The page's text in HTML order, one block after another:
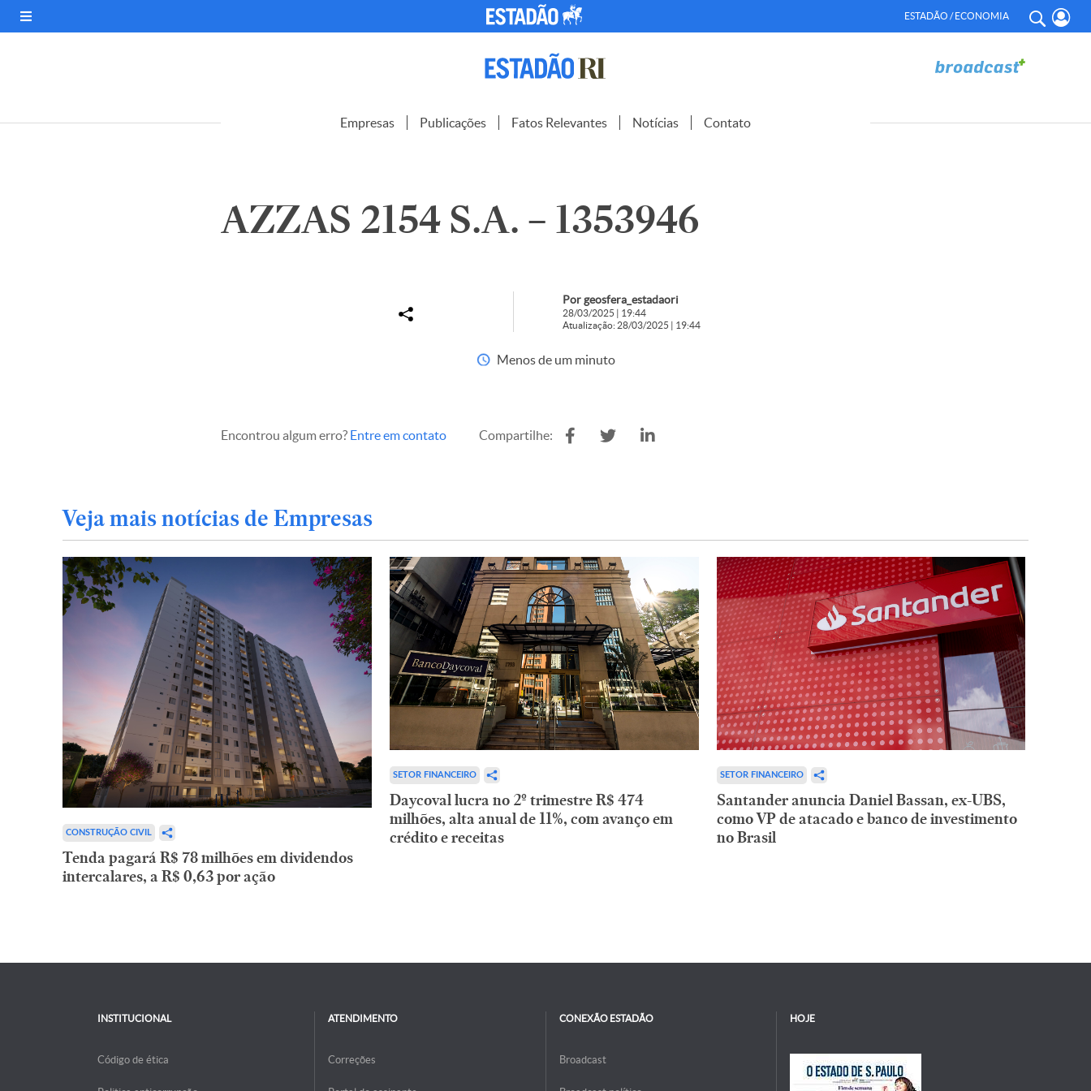
ESTADÃO / ECONOMIA
Empresas Publicações Fatos Relevantes Notícias Contato
AZZAS 2154 S.A. – 1353946
Por geosfera_estadaori
28/03/2025 | 19:44
Atualização: 28/03/2025 | 19:44
Menos de um minuto
Encontrou algum erro? Entre em contato Compartilhe:
Veja mais notícias de Empresas
CONSTRUÇÃO CIVIL
Tenda pagará R$ 78 milhões em dividendos
intercalares, a R$ 0,63 por ação
SETOR FINANCEIRO
Daycoval lucra no 2º trimestre R$ 474
milhões, alta anual de 11%, com avanço em
crédito e receitas
SETOR FINANCEIRO
Santander anuncia Daniel Bassan, ex-UBS,
como VP de atacado e banco de investimento
no Brasil
INSTITUCIONAL
Código de ética
ATENDIMENTO
Correções
CONEXÃO ESTADÃO
Broadcast
HOJE